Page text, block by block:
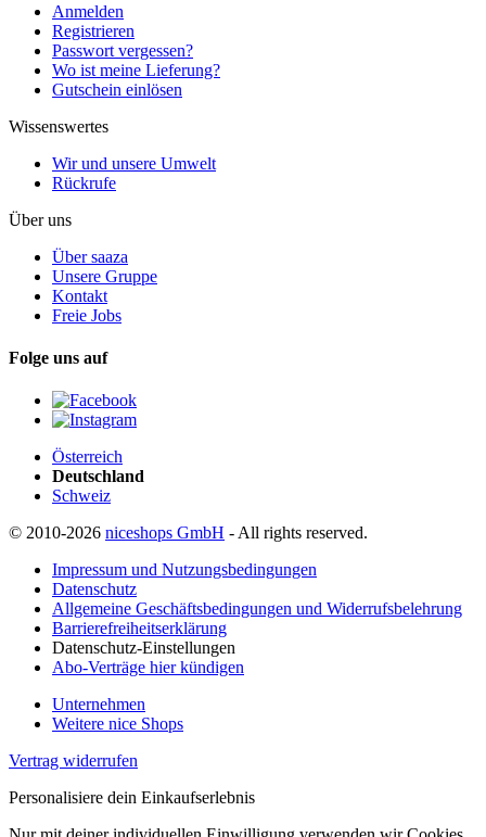
Anmelden
Registrieren
Passwort vergessen?
Wo ist meine Lieferung?
Gutschein einlösen
Wissenswertes
Wir und unsere Umwelt
Rückrufe
Über uns
Über saaza
Unsere Gruppe
Kontakt
Freie Jobs
Folge uns auf
Österreich
Deutschland
Schweiz
© 2010-2026 niceshops GmbH - All rights reserved.
Impressum und Nutzungsbedingungen
Datenschutz
Allgemeine Geschäftsbedingungen und Widerrufsbelehrung
Barrierefreiheitserklärung
Datenschutz-Einstellungen
Abo-Verträge hier kündigen
Unternehmen
Weitere nice Shops
Vertrag widerrufen
Personalisiere dein Einkaufserlebnis